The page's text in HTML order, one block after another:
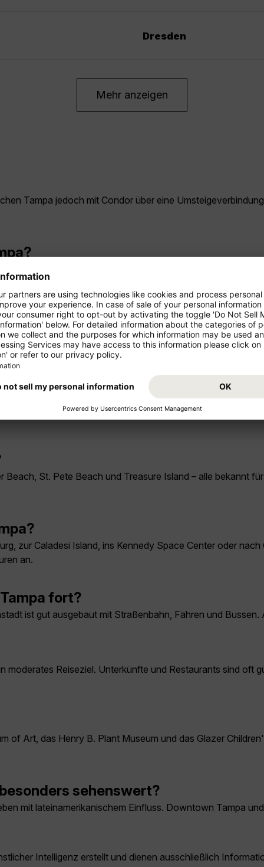
Dresden
Mehr anzeigen
Tampa jedoch mit Condor über eine
gesehen haben?
Aquarium, der Freizeitpark Busch Gardens sowie das
in Tampa statt?
Bay Blues Festival, Sportveranstaltungen der
St. Pete Beach und Treasure Island – alle bekannt
zur Caladesi Island, ins Kennedy Space Center oder
an.
fort?
ist gut ausgebaut mit Straßenbahn, Fähren und
moderates Reiseziel. Unterkünfte und Restaurants sind oft
of Art, das Henry B. Plant Museum und das Glazer
sehenswert?
mit lateinamerikanischem Einfluss. Downtown Tampa
Intelligenz erstellt und dienen ausschließlich